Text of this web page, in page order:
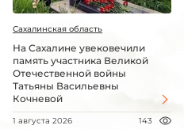
Сахалинская область
На Сахалине увековечили
память участника Великой
Отечественной войны
Татьяны Васильевны
Кочневой
1 августа 2026 143